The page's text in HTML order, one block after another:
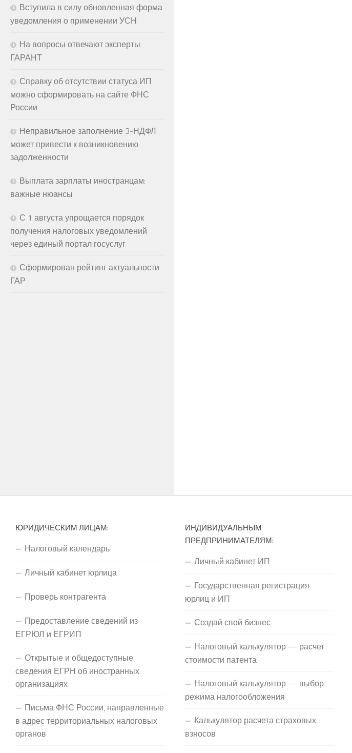
Вступила в силу обновленная форма
уведомления о применении УСН
На вопросы отвечают эксперты
ГАРАНТ
Справку об отсутствии статуса ИП
можно сформировать на сайте ФНС
России
Неправильное заполнение 3-НДФЛ
может привести к возникновению
задолженности
Выплата зарплаты иностранцам:
важные нюансы
С 1 августа упрощается порядок
получения налоговых уведомлений
через единый портал госуслуг
Сформирован рейтинг актуальности
ГАР
ЮРИДИЧЕСКИМ ЛИЦАМ:
Налоговый календарь
Личный кабинет юрлица
Проверь контрагента
Предоставление сведений из
ЕГРЮЛ и ЕГРИП
Открытые и общедоступные
сведения ЕГРН об иностранных
организациях
Письма ФНС России, направленные
в адрес территориальных налоговых
органов
ИНДИВИДУАЛЬНЫМ
ПРЕДПРИНИМАТЕЛЯМ:
Личный кабинет ИП
Государственная регистрация
юрлиц и ИП
Создай свой бизнес
Налоговый калькулятор — расчет
стоимости патента
Налоговый калькулятор — выбор
режима налогообложения
Калькулятор расчета страховых
взносов